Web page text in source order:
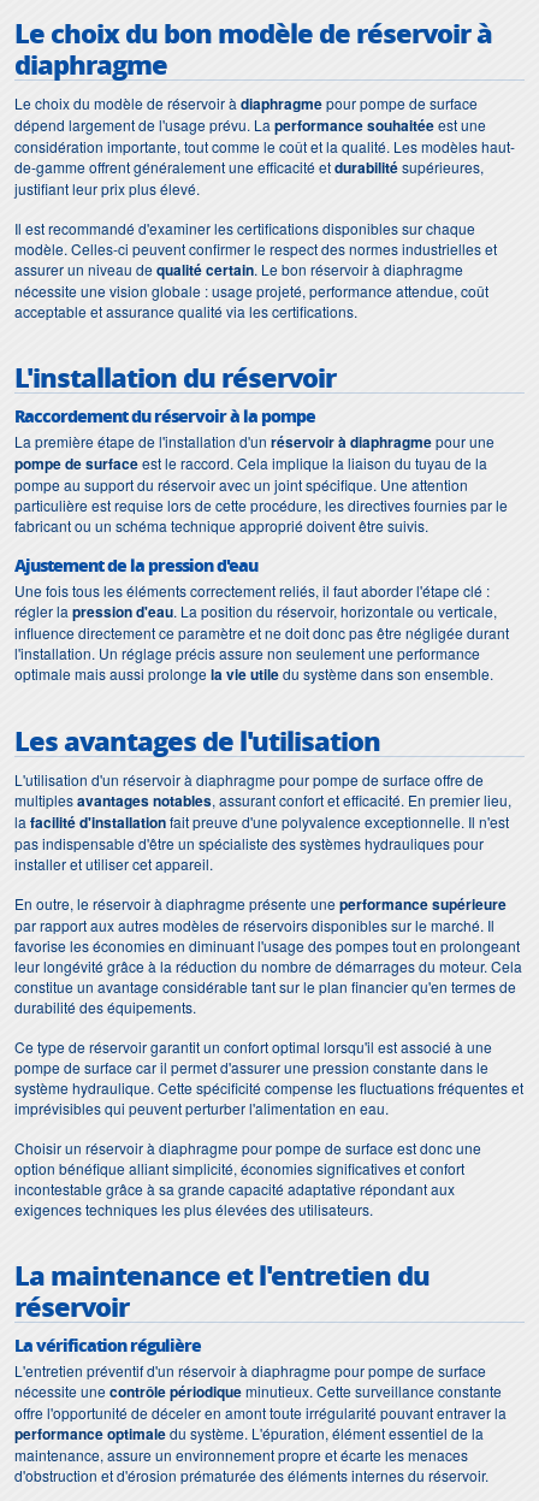
Le choix du bon modèle de réservoir à
diaphragme
Le choix du modèle de réservoir à diaphragmepour pompe de surface
dépend largement de l'usage prévu. La performance souhaitéeest une
considération importante, tout comme le coût et la qualité. Les modèles haut-
de-gamme offrent généralement une efficacité etdurabilitésupérieures,
justifiant leur prix plus élevé.
Il est recommandé d'examiner les certifications disponibles sur chaque
modèle. Celles-ci peuvent confirmer le respect des normes industrielles et
assurer un niveau dequalité certain. Le bon réservoir à diaphragme
nécessite une vision globale : usage projeté, performance attendue, coût
acceptable et assurance qualité via les certifications.
L'installation du réservoir
Raccordement du réservoir à la pompe
La première étape de l'installation d'un réservoir à diaphragmepour une
pompe de surfaceest le raccord. Cela implique la liaison du tuyau de la
pompe au support du réservoir avec un joint spécifique. Une attention
particulière est requise lors de cette procédure, les directives fournies par le
fabricant ou un schéma technique approprié doivent être suivis.
Ajustement de la pression d'eau
Une fois tous les éléments correctement reliés, il faut aborder l'étape clé :
régler la pression d'eau. La position du réservoir, horizontale ou verticale,
influence directement ce paramètre et ne doit donc pas être négligée durant
l'installation. Un réglage précis assure non seulement une performance
optimale mais aussi prolongela vie utiledu système dans son ensemble.
Les avantages de l'utilisation
L'utilisation d'un réservoir à diaphragme pour pompe de surface offre de
multiplesavantages notables, assurant confort et efficacité. En premier lieu,
la facilité d'installationfait preuve d'une polyvalence exceptionnelle. Il n'est
pas indispensable d'être un spécialiste des systèmes hydrauliques pour
installer et utiliser cet appareil.
En outre, le réservoir à diaphragme présente uneperformance supérieure
par rapport aux autres modèles de réservoirs disponibles sur le marché. Il
favorise les économies en diminuant l'usage des pompes tout en prolongeant
leur longévité grâce à la réduction du nombre de démarrages du moteur. Cela
constitue un avantage considérable tant sur le plan financier qu'en termes de
durabilité des équipements.
Ce type de réservoir garantit un confort optimal lorsqu'il est associé à une
pompe de surface car il permet d'assurer une pression constante dans le
système hydraulique. Cette spécificité compense les fluctuations fréquentes et
imprévisibles qui peuvent perturber l'alimentation en eau.
Choisir un réservoir à diaphragme pour pompe de surface est donc une
option bénéfique alliant simplicité, économies significatives et confort
incontestable grâce à sa grande capacité adaptative répondant aux
exigences techniques les plus élevées des utilisateurs.
La maintenance et l'entretien du
réservoir
La vérification régulière
L'entretien préventif d'un réservoir à diaphragme pour pompe de surface
nécessite unecontrôle périodiqueminutieux. Cette surveillance constante
offre l'opportunité de déceler en amont toute irrégularité pouvant entraver la
performance optimaledu système. L'épuration, élément essentiel de la
maintenance, assure un environnement propre et écarte les menaces
d'obstruction et d'érosion prématurée des éléments internes du réservoir.